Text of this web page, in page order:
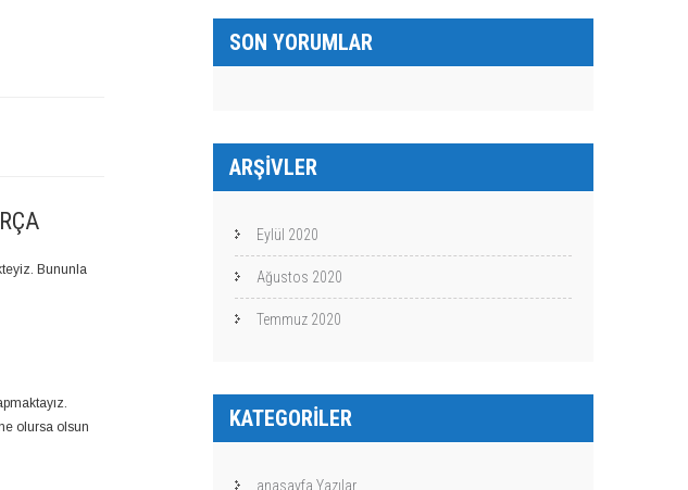
Bununla
olursa olsun
SON YORUMLAR
ARŞIVLER
Eylül 2020
Ağustos 2020
Temmuz 2020
KATEGORILER
anasayfa Yazılar